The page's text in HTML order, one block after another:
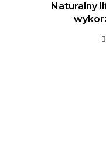
Naturalny